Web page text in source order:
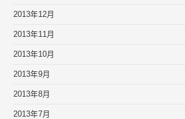
2013年12月
2013年11月
2013年10月
2013年9月
2013年8月
2013年7月